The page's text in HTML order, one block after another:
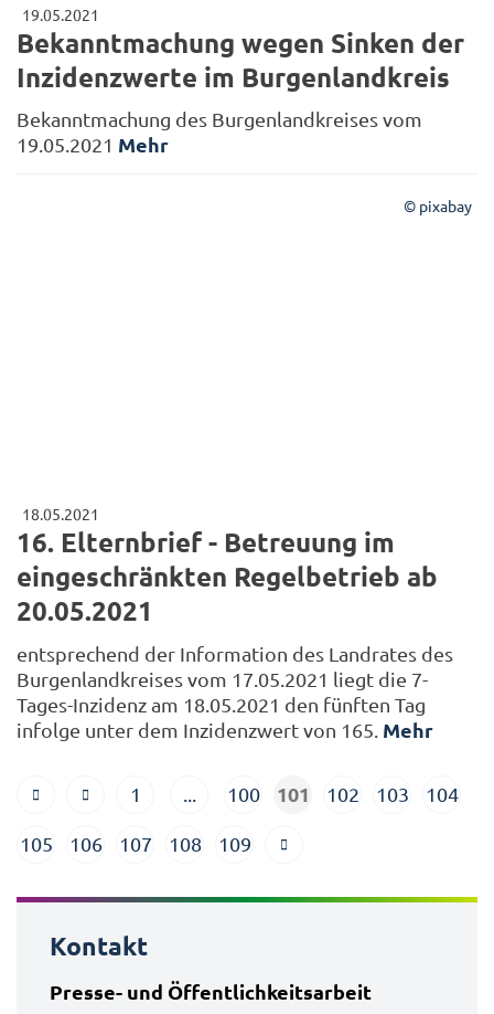
19.05.2021
Bekanntmachung wegen Sinken der
Inzidenzwerte im Burgenlandkreis
Bekanntmachung des Burgenlandkreises vom
19.05.2021 Mehr
© pixabay
18.05.2021
16. Elternbrief - Betreuung im
eingeschränkten Regelbetrieb ab
20.05.2021
entsprechend der Information des Landrates des
Burgenlandkreises vom 17.05.2021 liegt die 7-
Tages-Inzidenz am 18.05.2021 den fünften Tag
infolge unter dem Inzidenzwert von 165. Mehr
1 ... 100 101 102 103 104
105 106 107 108 109
Kontakt
Presse- und Öffentlichkeitsarbeit